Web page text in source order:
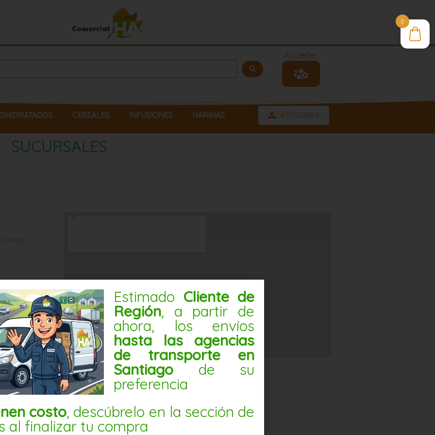
Acceder
CEREALES INFUSIONES HARINAS CATEGORÍAS
SUCURSALES
Vega
0
Estimado Cliente de
Región, a partir de
ahora, los envíos
hasta las agencias
de transporte en
Santiago de su
preferencia
costo, descúbrelo en la sección de
al finalizar tu compra